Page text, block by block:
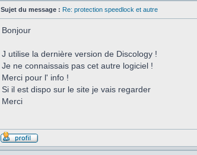
Sujet du message : Re: protection speedlock et autre
Bonjour
J utilise la dernière version de Discology !
Je ne connaissais pas cet autre logiciel !
Merci pour l' info !
Si il est dispo sur le site je vais regarder
Merci